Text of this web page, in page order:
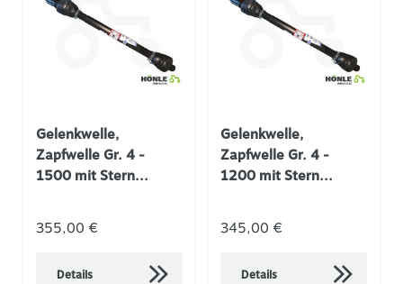
Gelenkwelle,
Zapfwelle Gr. 4 -
1500 mit Stern...
355,00 €
Details
Gelenkwelle,
Zapfwelle Gr. 4 -
1200 mit Stern...
345,00 €
Details